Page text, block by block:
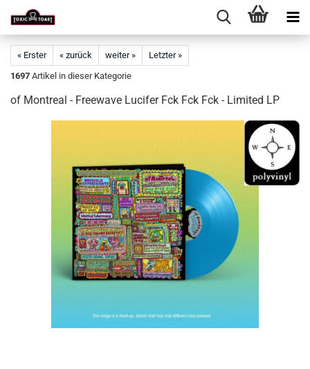
« Erster « zurück weiter »
Letzter »
1697 Artikel in dieser Kategorie
of Montreal - Freewave Lucifer Fck Fck Fck - Limited LP